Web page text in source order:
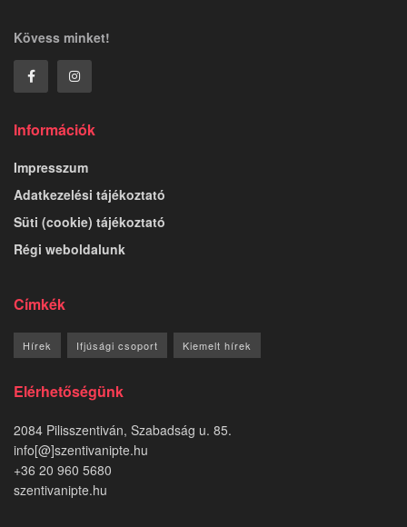
Kövess minket!
Információk
Impresszum
Adatkezelési tájékoztató
Süti (cookie) tájékoztató
Régi weboldalunk
Címkék
Hírek Ifjúsági csoport Kiemelt hírek
Elérhetőségünk
2084 Pilisszentiván, Szabadság u. 85.
info[@]szentivanipte.hu
+36 20 960 5680
szentivanipte.hu